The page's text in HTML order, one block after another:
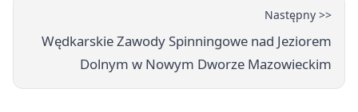
Następny >>
Wędkarskie Zawody Spinningowe nad Jeziorem
Dolnym w Nowym Dworze Mazowieckim